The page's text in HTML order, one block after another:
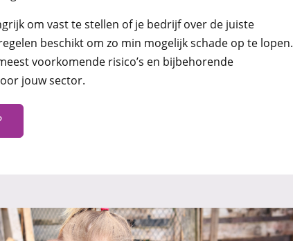
om vast te stellen of je bedrijf over de juiste
beschikt om zo min mogelijk schade op te lopen.
voorkomende risico’s en bijbehorende
jouw sector.